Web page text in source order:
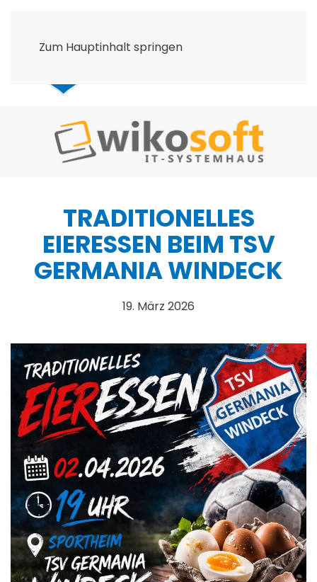
Zum Hauptinhalt springen
TRADITIONELLES
EIERESSEN BEIM TSV
GERMANIA WINDECK
19. März 2026